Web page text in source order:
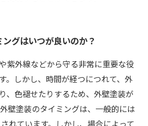
グはいつが良いのか？
紫外線などから守る非常に重要な役
。しかし、時間が経つにつれて、外
、色褪せたりするため、外壁塗装が
壁塗装のタイミングは、一般的には
れています。しかし、場合によって